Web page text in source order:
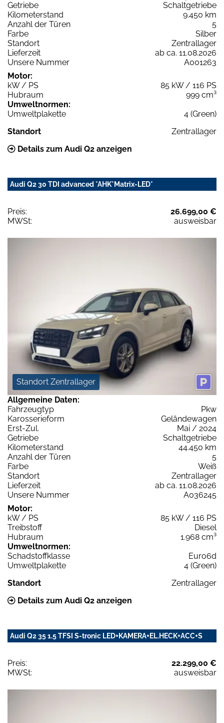
Getriebe
Schaltgetriebe
Kilometerstand
9.450 km
Anzahl der Türen
5
Farbe
Silber
Standort
Zentrallager
Lieferzeit
ab ca. 11.08.2026
Unsere Nummer
A001263
Motor:
kW / PS
85 kW / 116 PS
Hubraum
999 cm³
Umweltnormen:
Umweltplakette
4 (Green)
Standort
Zentrallager
Details zum Audi Q2 anzeigen
Audi Q2 30 TDI advanced *AHK*Matrix-LED*
Preis:
26.699,00 €
MWSt:
ausweisbar
Standort Zentrallager
Allgemeine Daten:
Fahrzeugtyp
Pkw
Karosserieform
Geländewagen
Erst-Zul.
Mai / 2024
Getriebe
Schaltgetriebe
Kilometerstand
44.450 km
Anzahl der Türen
5
Farbe
Weiß
Standort
Zentrallager
Lieferzeit
ab ca. 11.08.2026
Unsere Nummer
A036245
Motor:
kW / PS
85 kW / 116 PS
Treibstoff
Diesel
Hubraum
1.968 cm³
Umweltnormen:
Schadstoffklasse
Euro6d
Umweltplakette
4 (Green)
Standort
Zentrallager
Details zum Audi Q2 anzeigen
Audi Q2 35 1.5 TFSI S-tronic LED+KAMERA+EL.HECK+ACC+S
Preis:
22.299,00 €
MWSt:
ausweisbar